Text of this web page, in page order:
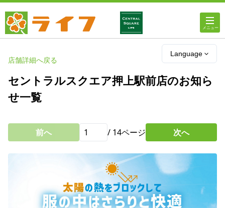
Language
店舗・チラシ情報
ネットスーパー
IR情報
店舗詳細へ戻る
セントラルスクエア押上駅前店のお知ら
せ一覧
前へ / 14ページ 次へ